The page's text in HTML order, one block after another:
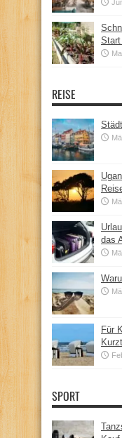
Start
REISE
das
Für
SPORT